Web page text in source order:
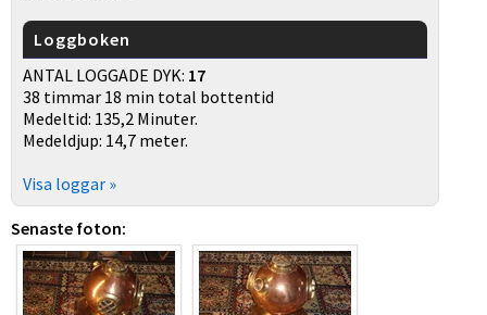
Loggboken
ANTAL LOGGADE DYK: 17
38 timmar 18 min total bottentid
Medeltid: 135,2 Minuter.
Medeldjup: 14,7 meter.
Visa loggar »
Senaste foton: